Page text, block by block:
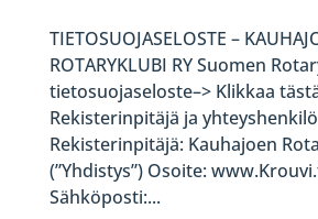
TIETOSUOJASELOSTE –
ROTARYKLUBI RY Suomen
tietosuojaseloste–> Klikkaa
Rekisterinpitäjä ja yhteyshenkilö
Rekisterinpitäjä: Kauhajoen
(”Yhdistys”) Osoite:
Sähköposti:...